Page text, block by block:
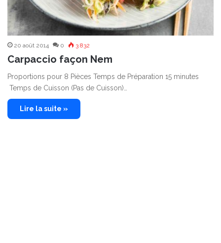
20 août 2014 0 3 832
Carpaccio façon Nem
Proportions pour 8 Pièces Temps de Préparation 15 minutes
Temps de Cuisson (Pas de Cuisson)…
Lire la suite »